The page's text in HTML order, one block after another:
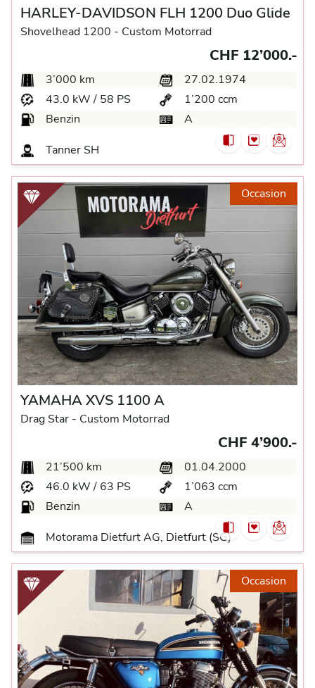
HARLEY-DAVIDSON FLH 1200 Duo Glide
Shovelhead 1200 - Custom Motorrad
CHF 12’000.-
3’000 km
27.02.1974
43.0 kW / 58 PS
1’200 ccm
Benzin
A
Tanner SH
Occasion
YAMAHA XVS 1100 A
Drag Star - Custom Motorrad
CHF 4’900.-
21’500 km
01.04.2000
46.0 kW / 63 PS
1’063 ccm
Benzin
A
Motorama Dietfurt AG, Dietfurt (SG)
Occasion